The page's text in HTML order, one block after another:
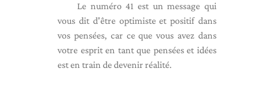
Le numéro 41 est un message qui
vous dit d'être optimiste et positif dans
vos pensées, car ce que vous avez dans
votre esprit en tant que pensées et idées
est en train de devenir réalité.